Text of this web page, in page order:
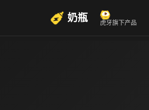
奶瓶 虎牙旗下产品